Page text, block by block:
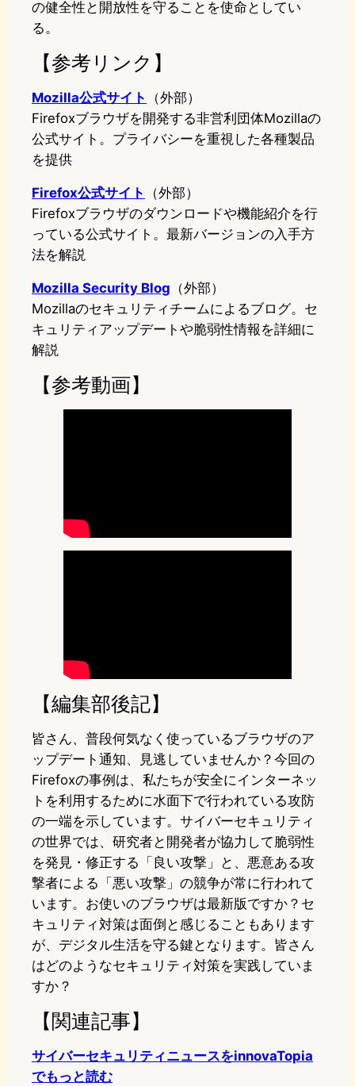
の健全性と開放性を守ることを使命としてい
る。
【参考リンク】
Mozilla公式サイト
（外部）
Firefoxブラウザを開発する非営利団体Mozillaの
公式サイト。プライバシーを重視した各種製品
を提供
Firefox公式サイト
（外部）
Firefoxブラウザのダウンロードや機能紹介を行
っている公式サイト。最新バージョンの入手方
法を解説
Mozilla Security Blog （外部）
Mozillaのセキュリティチームによるブログ。セ
キュリティアップデートや脆弱性情報を詳細に
解説
【参考動画】
【編集部後記】
皆さん、普段何気なく使っているブラウザのア
ップデート通知、見逃していませんか？今回の
Firefoxの事例は、私たちが安全にインターネッ
トを利用するために水面下で行われている攻防
の一端を示しています。サイバーセキュリティ
の世界では、研究者と開発者が協力して脆弱性
を発見・修正する「良い攻撃」と、悪意ある攻
撃者による「悪い攻撃」の競争が常に行われて
います。お使いのブラウザは最新版ですか？セ
キュリティ対策は面倒と感じることもあります
が、デジタル生活を守る鍵となります。皆さん
はどのようなセキュリティ対策を実践していま
すか？
【関連記事】
サイバーセキュリティニュースをinnovaTopia
でもっと読む